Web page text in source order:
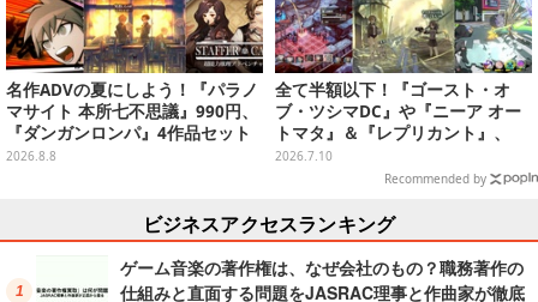
名作ADVの夏にしよう！『パラノ
マサイト 本所七不思議』990円、
『ダンガンロンパ』4作品セット
で3,060円、“お紳士”な恋愛ADV
2026.8.8
全て半額以下！『ゴースト・オ
ブ・ツシマDC』や『ニーア オー
トマタ』＆『レプリカント』、
『十三機兵防衛圏』などの名作で
夏を乗り切ろう【eショップ・PS
2026.7.10
Recommended by
ビジネスアクセスランキング
ゲーム音楽の著作権は、なぜ会社のもの？職務著作の
仕組みと直面する問題をJASRAC理事と作曲家が徹底